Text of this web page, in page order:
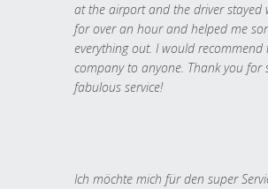
at the airport and the driver stayed
for over an hour and helped me
everything out. I would recommend
company to anyone. Thank you for
fabulous service!
Ich möchte mich für den super